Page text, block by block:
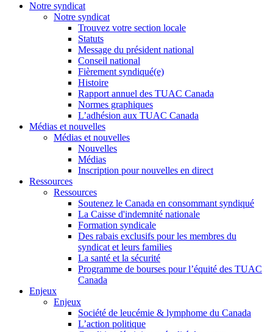
Notre syndicat
Notre syndicat
Trouvez votre section locale
Statuts
Message du président national
Conseil national
Fièrement syndiqué(e)
Histoire
Rapport annuel des TUAC Canada
Normes graphiques
L’adhésion aux TUAC Canada
Médias et nouvelles
Médias et nouvelles
Nouvelles
Médias
Inscription pour nouvelles en direct
Ressources
Ressources
Soutenez le Canada en consommant syndiqué
La Caisse d'indemnité nationale
Formation syndicale
Des rabais exclusifs pour les membres du
syndicat et leurs families
La santé et la sécurité
Programme de bourses pour l’équité des TUAC
Canada
Enjeux
Enjeux
Société de leucémie & lymphome du Canada
L’action politique